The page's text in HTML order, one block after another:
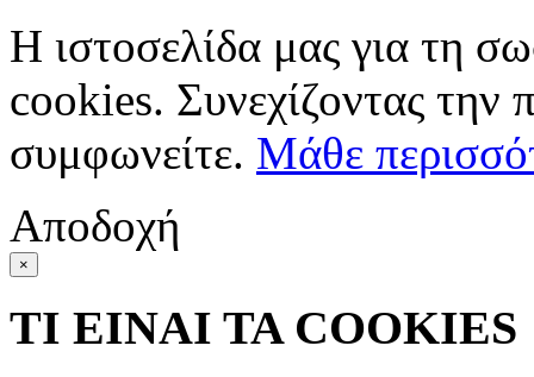
Η ιστοσελίδα μας για τη
cookies. Συνεχίζοντας την
συμφωνείτε. Μάθε
Αποδοχή
×
ΤΙ ΕΙΝΑΙ ΤΑ COOKIES